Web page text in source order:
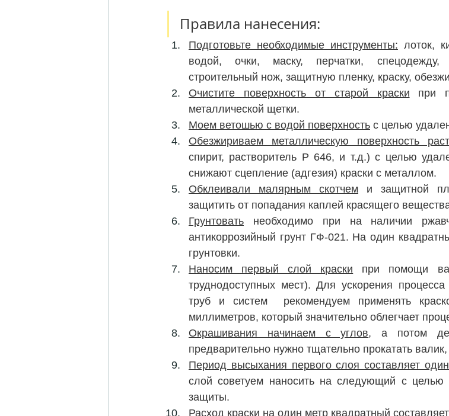
Правила нанесения:
Подготовьте необходимые инструменты: лоток,
водой, очки, маску, перчатки, спецодежду,
строительный нож, защитную пленку, краску,
Очистите поверхность от старой краски при
металлической щетки.
Моем ветошью с водой поверхность с целью
Обезжириваем металлическую поверхность
спирит, растворитель Р 646, и т.д.) с целью
снижают сцепление (адгезия) краски с металлом.
Обклеивали малярным скотчем и защитной
защитить от попадания каплей красящего
Грунтовать необходимо при на наличии
антикоррозийный грунт ГФ-021. На один
грунтовки.
Наносим первый слой краски при помощи
труднодоступных мест). Для ускорения
труб и систем  рекомендуем применять
миллиметров, который значительно облегчает
Окрашивания начинаем с углов, а потом
предварительно нужно тщательно прокатать
Период высыхания первого слоя составляет
слой советуем наносить на следующий с
защиты.
Расход краски на один метр квадратный